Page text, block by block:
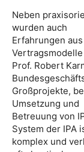
Neben
wurden auch
Erfahrungen
Prof. Robert
Großprojekte,
Umsetzung und
Betreuung von
System der IPA
komplex und